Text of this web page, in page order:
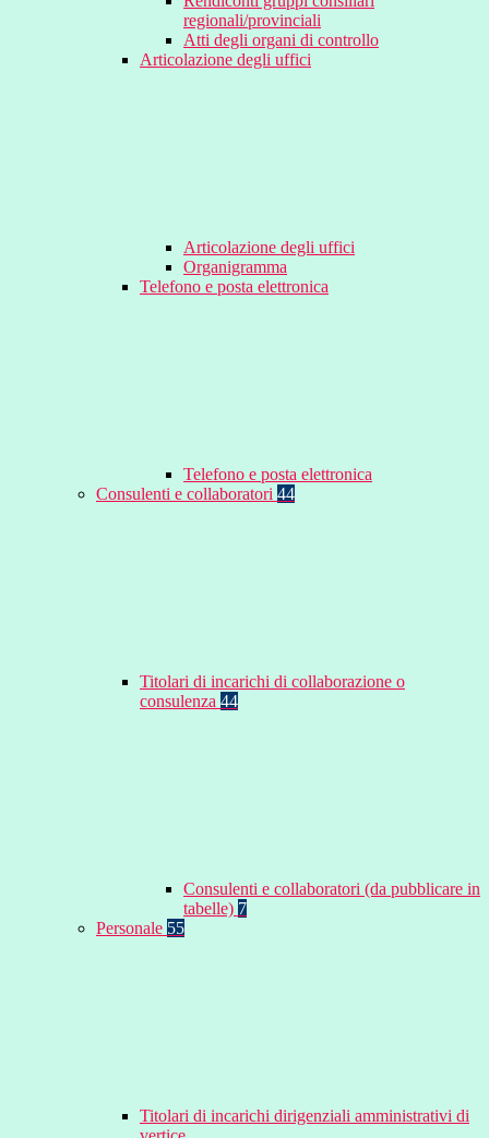
regionali/provinciali
Atti degli organi di controllo
Articolazione degli uffici
Articolazione degli uffici
Organigramma
Telefono e posta elettronica
Telefono e posta elettronica
Consulenti e collaboratori 44
Titolari di incarichi di collaborazione o
consulenza 44
Consulenti e collaboratori (da pubblicare in
tabelle) 7
Personale 55
Titolari di incarichi dirigenziali amministrativi di